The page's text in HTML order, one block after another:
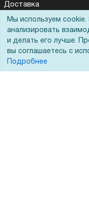
Доставка
Оплата
Для дилеров
Лизинг
Кредитование
Мы используем cookie.
анализировать
и делать его лучше.
вы соглашаетесь с
Подробнее